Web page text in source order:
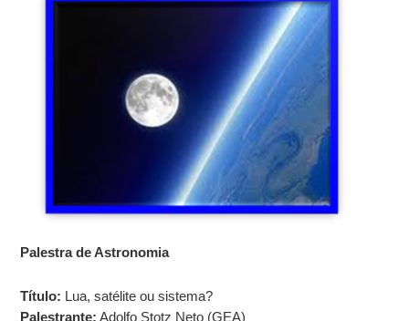
Palestra de Astronomia
Título: Lua, satélite ou sistema?
Palestrante: Adolfo Stotz Neto (GEA)